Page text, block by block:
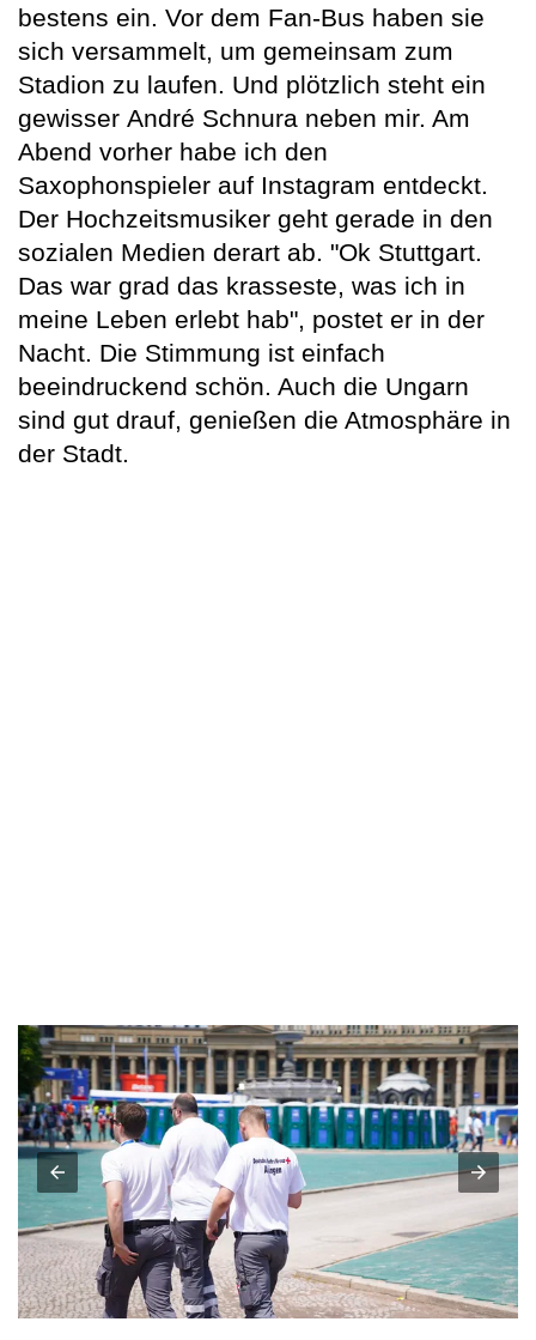
bestens ein. Vor dem Fan-Bus haben sie
sich versammelt, um gemeinsam zum
Stadion zu laufen. Und plötzlich steht ein
gewisser André Schnura neben mir. Am
Abend vorher habe ich den
Saxophonspieler auf Instagram entdeckt.
Der Hochzeitsmusiker geht gerade in den
sozialen Medien derart ab. "Ok Stuttgart.
Das war grad das krasseste, was ich in
meine Leben erlebt hab", postet er in der
Nacht. Die Stimmung ist einfach
beeindruckend schön. Auch die Ungarn
sind gut drauf, genießen die Atmosphäre in
der Stadt.